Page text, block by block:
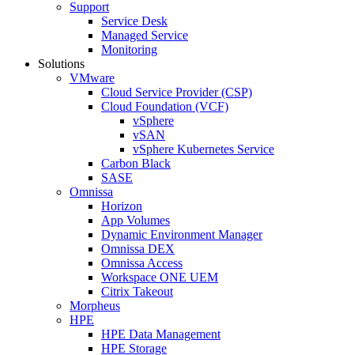
Support
Service Desk
Managed Service
Monitoring
Solutions
VMware
Cloud Service Provider (CSP)
Cloud Foundation (VCF)
vSphere
vSAN
vSphere Kubernetes Service
Carbon Black
SASE
Omnissa
Horizon
App Volumes
Dynamic Environment Manager
Omnissa DEX
Omnissa Access
Workspace ONE UEM
Citrix Takeout
Morpheus
HPE
HPE Data Management
HPE Storage